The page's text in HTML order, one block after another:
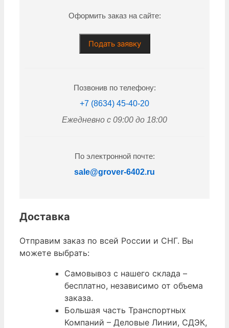
Оформить заказ на сайте:
Подать заявку
Позвонив по телефону:
+7 (8634) 45-40-20
Ежедневно с 09:00 до 18:00
По электронной почте:
sale@grover-6402.ru
Доставка
Отправим заказ по всей России и СНГ. Вы
можете выбрать:
Самовывоз с нашего склада –
бесплатно, независимо от объема
заказа.
Большая часть Транспортных
Компаний – Деловые Линии, СДЭК,